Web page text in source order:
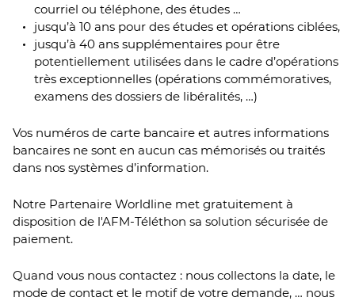
courriel ou téléphone, des études …
jusqu’à 10 ans pour des études et opérations ciblées,
jusqu’à 40 ans supplémentaires pour être
potentiellement utilisées dans le cadre d’opérations
très exceptionnelles (opérations commémoratives,
examens des dossiers de libéralités, …)
Vos numéros de carte bancaire et autres informations
bancaires ne sont en aucun cas mémorisés ou traités
dans nos systèmes d’information.
Notre Partenaire Worldline met gratuitement à
disposition de l'AFM-Téléthon sa solution sécurisée de
paiement.
Quand vous nous contactez : nous collectons la date, le
mode de contact et le motif de votre demande, … nous